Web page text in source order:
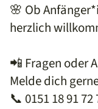
🌸 Ob
herzlich
📲 Fragen oder
Melde dich
📞 0151 18 91 72